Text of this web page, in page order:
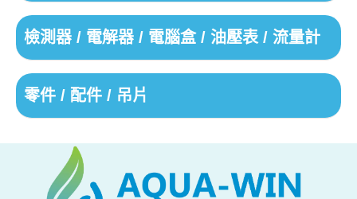
檢測器 / 電解器 / 電腦盒 / 油壓表 / 流量計
零件 / 配件 / 吊片